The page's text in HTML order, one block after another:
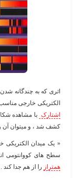
اثری که به چندگانه
الکتریکی خارجی مناسب
اشتارک با مشاهده
کشف شد ، و میتوان آن
« یک میدان الکتریکی
سطح های کووانتومی
همتراز را از هم جدا کند